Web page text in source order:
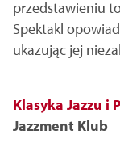
przedstawieniu
Spektakl
ukazując jej
Klasyka Jazzu i
Jazzment Klub